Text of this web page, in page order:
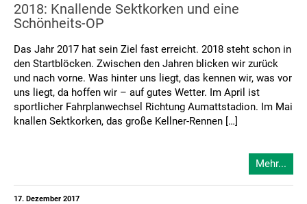
2018: Knallende Sektkorken und eine
Schönheits-OP
Das Jahr 2017 hat sein Ziel fast erreicht. 2018 steht schon in
den Startblöcken. Zwischen den Jahren blicken wir zurück
und nach vorne. Was hinter uns liegt, das kennen wir, was vor
uns liegt, da hoffen wir – auf gutes Wetter. Im April ist
sportlicher Fahrplanwechsel Richtung Aumattstadion. Im Mai
knallen Sektkorken, das große Kellner-Rennen […]
Mehr...
17. Dezember 2017